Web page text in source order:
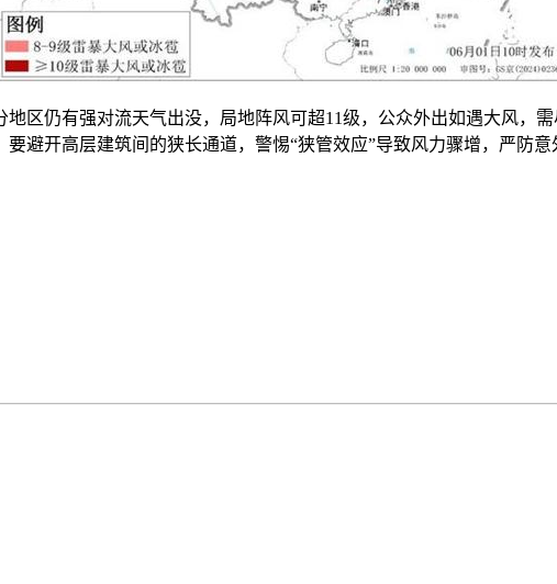
仍有强对流天气出没，局地阵风可超11级，公众外出如遇大风，需
避开高层建筑间的狭长通道，警惕“狭管效应”导致风力骤增，严防